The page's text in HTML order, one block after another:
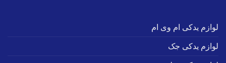
لوازم یدکی ام وی ام
لوازم یدکی جک